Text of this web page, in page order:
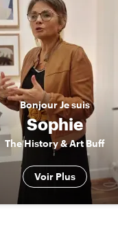
BonjourJe suis
Sophie
The History & Art Buff
Voir Plus